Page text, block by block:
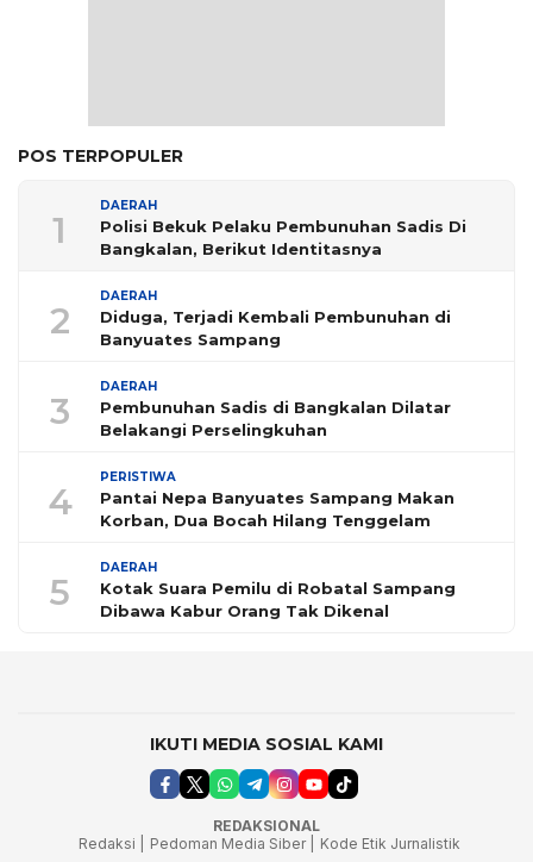
POS TERPOPULER
1
DAERAH
Polisi Bekuk Pelaku Pembunuhan Sadis Di
Bangkalan, Berikut Identitasnya
2
DAERAH
Diduga, Terjadi Kembali Pembunuhan di
Banyuates Sampang
3
DAERAH
Pembunuhan Sadis di Bangkalan Dilatar
Belakangi Perselingkuhan
4
PERISTIWA
Pantai Nepa Banyuates Sampang Makan
Korban, Dua Bocah Hilang Tenggelam
5
DAERAH
Kotak Suara Pemilu di Robatal Sampang
Dibawa Kabur Orang Tak Dikenal
IKUTI MEDIA SOSIAL KAMI
REDAKSIONAL
Redaksi |
Pedoman Media Siber | Kode Etik Jurnalistik